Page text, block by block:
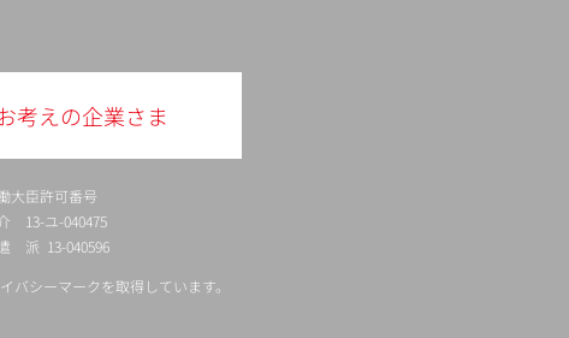
考えの企業さま
大臣許可番号
13-ユ-040475
派 13-040596
バシーマークを取得しています。